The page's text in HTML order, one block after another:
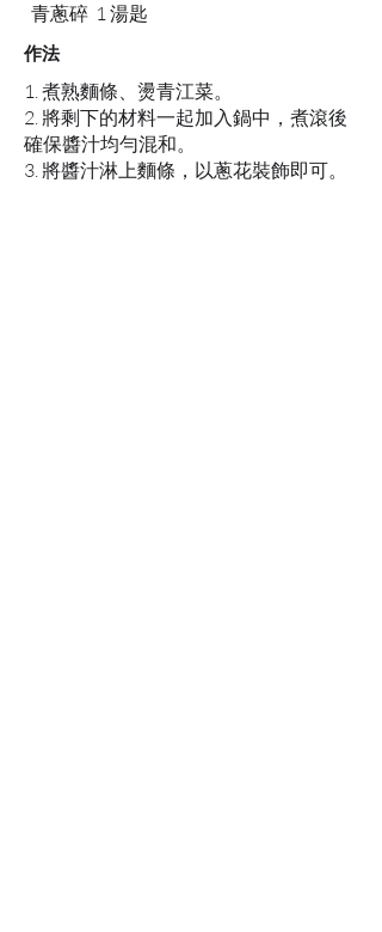
青蔥碎 1 湯匙
作法
1. 煮熟麵條、燙青江菜。
2. 將剩下的材料一起加入鍋中，煮滾後
確保醬汁均勻混和。
3. 將醬汁淋上麵條，以蔥花裝飾即可。